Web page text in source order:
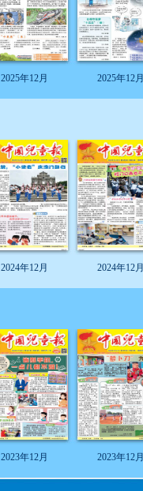
2025年12月 2025年12月
2024年12月 2024年12月
2023年12月 2023年12月